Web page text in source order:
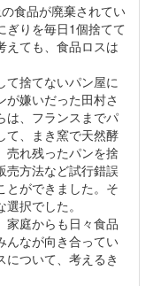
食品が廃棄されてい
ぎりを毎日1個捨てて
えても、食品ロスは
捨てないパン屋に
が嫌いだった田村さ
は、フランスまでパ
て、まき窯で天然酵
売れ残ったパンを捨
売方法など試行錯誤
とができました。そ
択でした。
庭からも日々食品
んなが向き合ってい
ついて、考えるき